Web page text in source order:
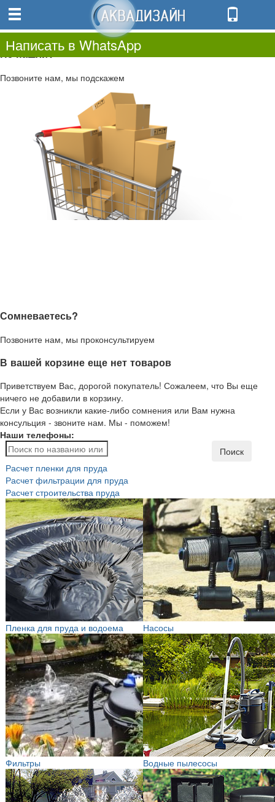
0.00
0
Не нашли?
Позвоните нам, мы подскажем
Сомневаетесь?
Позвоните нам, мы проконсультируем
В вашей корзине еще нет товаров
Приветствуем Вас, дорогой покупатель! Сожалеем, что Вы еще
ничего не добавили в корзину.
Если у Вас возникли какие-либо сомнения или Вам нужна
консульция - звоните нам. Мы - поможем!
Наши телефоны:
Написать в WhatsApp
Поиск
Расчет пленки для пруда
Расчет фильтрации для пруда
Расчет строительства пруда
Пленка для пруда и водоема Насосы
Фильтры Водные пылесосы